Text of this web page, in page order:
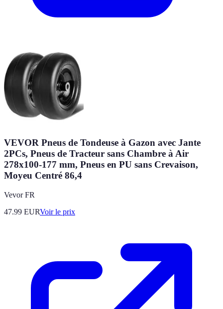
VEVOR Pneus de Tondeuse à Gazon avec Jante
2PCs, Pneus de Tracteur sans Chambre à Air
278x100-177 mm, Pneus en PU sans Crevaison,
Moyeu Centré 86,4
Vevor FR
47.99 EURVoir le prix